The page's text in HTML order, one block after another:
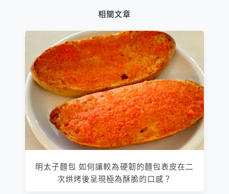
相關文章
明太子麵包 如何讓較為硬韌的麵包表皮在二
次烘烤後呈現極為酥脆的口感？